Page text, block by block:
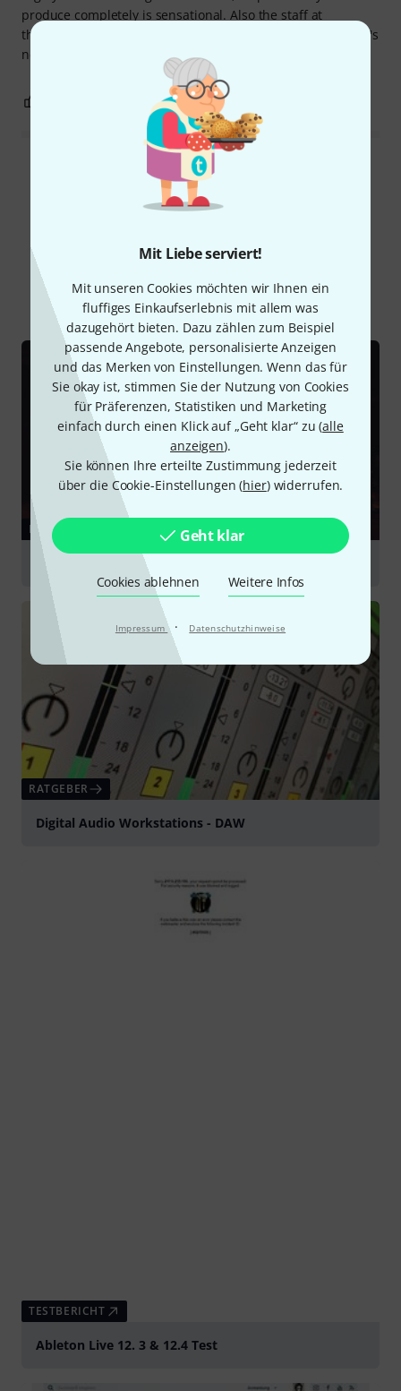
Mit Liebe serviert!
Mit unseren Cookies möchten wir Ihnen ein
fluffiges Einkaufserlebnis mit allem was
dazugehört bieten. Dazu zählen zum Beispiel
passende Angebote, personalisierte Anzeigen
und das Merken von Einstellungen. Wenn das für
Sie okay ist, stimmen Sie der Nutzung von Cookies
für Präferenzen, Statistiken und Marketing
einfach durch einen Klick auf „Geht klar“ zu (alle
anzeigen).
Sie können Ihre erteilte Zustimmung jederzeit
über die Cookie-Einstellungen (hier) widerrufen.
Geht klar
Cookies ablehnen Weitere Infos
Impressum · Datenschutzhinweise
produce completely is sensational. Also the staff at
thomann.de is very attentive and responds to all the buyer's
needs! Congratulations
BEWERTUNG MELDEN
Alle Bewertungen lesen
Schon gewusst?
Alle Ratgeber Testberichte Downloads
RATGEBER
RATGEBER
Digital Audio Workstations - DAW
TESTBERICHT
Ableton Live 12. 3 & 12.4 Test